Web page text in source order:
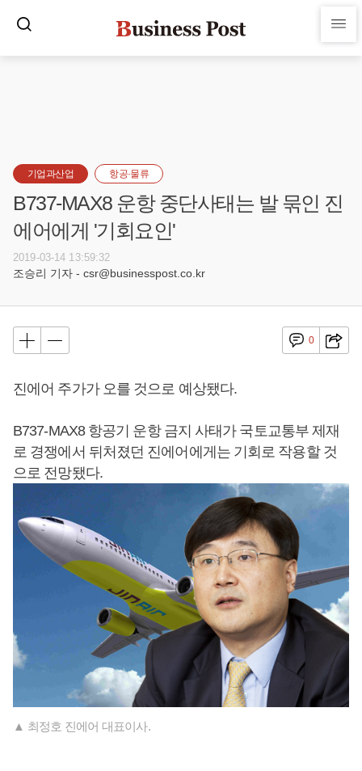
기업과산업 항공·물류
B737-MAX8 운항 중단사태는 발 묶인 진
에어에게 '기회요인'
2019-03-14 13:59:32
조승리 기자 - csr@businesspost.co.kr
0
진에어 주가가 오를 것으로 예상됐다.
B737-MAX8 항공기 운항 금지 사태가 국토교통부 제재
로 경쟁에서 뒤처졌던 진에어에게는 기회로 작용할 것
으로 전망됐다.
▲ 최정호 진에어 대표이사.